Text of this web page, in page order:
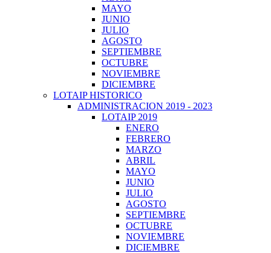
MAYO
JUNIO
JULIO
AGOSTO
SEPTIEMBRE
OCTUBRE
NOVIEMBRE
DICIEMBRE
LOTAIP HISTORICO
ADMINISTRACION 2019 - 2023
LOTAIP 2019
ENERO
FEBRERO
MARZO
ABRIL
MAYO
JUNIO
JULIO
AGOSTO
SEPTIEMBRE
OCTUBRE
NOVIEMBRE
DICIEMBRE